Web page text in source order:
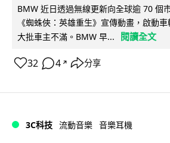
BMW 近日透過無線更新向全球逾 70 個
《蜘蛛俠：英雄重生》宣傳動畫，啟動
大批車主不滿。BMW 早...
閱讀全文
32 4 ↗ 分享
3C科技 流動音樂 音樂耳機